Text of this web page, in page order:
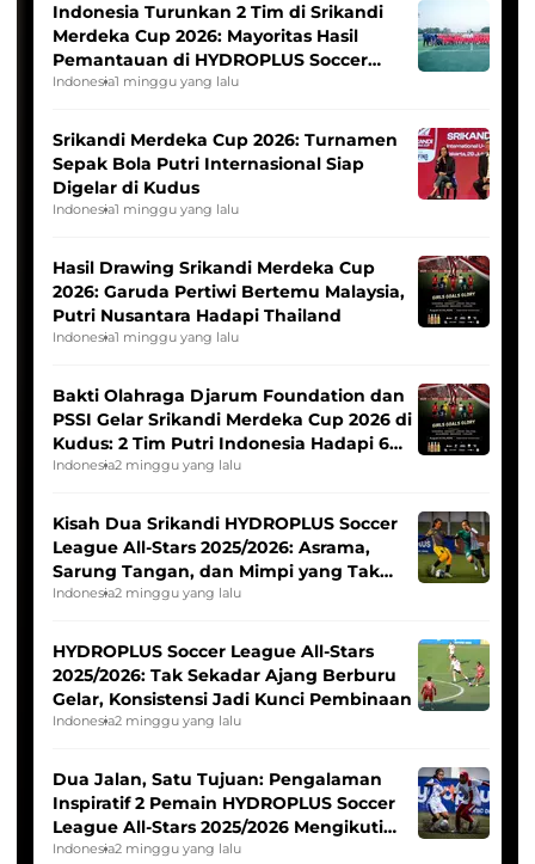
Indonesia Turunkan 2 Tim di Srikandi
Merdeka Cup 2026: Mayoritas Hasil
Pemantauan di HYDROPLUS Soccer
League
Indonesia1 minggu yang lalu
Srikandi Merdeka Cup 2026: Turnamen
Sepak Bola Putri Internasional Siap
Digelar di Kudus
Indonesia1 minggu yang lalu
Hasil Drawing Srikandi Merdeka Cup
2026: Garuda Pertiwi Bertemu Malaysia,
Putri Nusantara Hadapi Thailand
Indonesia1 minggu yang lalu
Bakti Olahraga Djarum Foundation dan
PSSI Gelar Srikandi Merdeka Cup 2026 di
Kudus: 2 Tim Putri Indonesia Hadapi 6
Tim Asia
Indonesia2 minggu yang lalu
Kisah Dua Srikandi HYDROPLUS Soccer
League All-Stars 2025/2026: Asrama,
Sarung Tangan, dan Mimpi yang Tak
Pernah Padam
Indonesia2 minggu yang lalu
HYDROPLUS Soccer League All-Stars
2025/2026: Tak Sekadar Ajang Berburu
Gelar, Konsistensi Jadi Kunci Pembinaan
Indonesia2 minggu yang lalu
Dua Jalan, Satu Tujuan: Pengalaman
Inspiratif 2 Pemain HYDROPLUS Soccer
League All-Stars 2025/2026 Mengikuti
Seleksi Timnas Indonesia Putri
Indonesia2 minggu yang lalu